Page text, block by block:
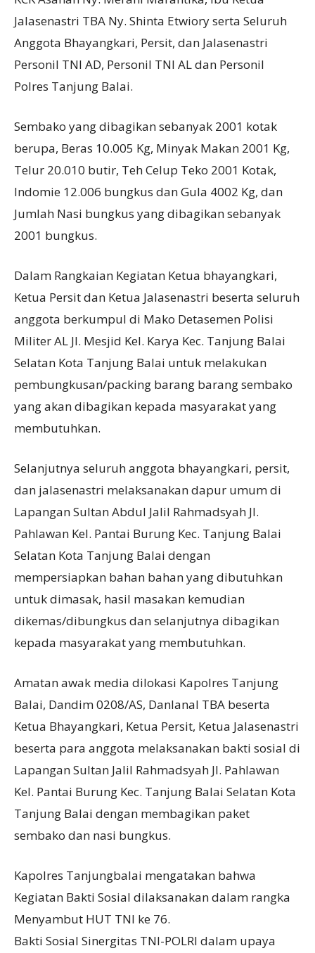
Jalasenastri TBA Ny. Shinta Etwiory serta Seluruh
Anggota Bhayangkari, Persit, dan Jalasenastri
Personil TNI AD, Personil TNI AL dan Personil
Polres Tanjung Balai.
Sembako yang dibagikan sebanyak 2001 kotak
berupa, Beras 10.005 Kg, Minyak Makan 2001 Kg,
Telur 20.010 butir, Teh Celup Teko 2001 Kotak,
Indomie 12.006 bungkus dan Gula 4002 Kg, dan
Jumlah Nasi bungkus yang dibagikan sebanyak
2001 bungkus.
Dalam Rangkaian Kegiatan Ketua bhayangkari,
Ketua Persit dan Ketua Jalasenastri beserta seluruh
anggota berkumpul di Mako Detasemen Polisi
Militer AL Jl. Mesjid Kel. Karya Kec. Tanjung Balai
Selatan Kota Tanjung Balai untuk melakukan
pembungkusan/packing barang barang sembako
yang akan dibagikan kepada masyarakat yang
membutuhkan.
Selanjutnya seluruh anggota bhayangkari, persit,
dan jalasenastri melaksanakan dapur umum di
Lapangan Sultan Abdul Jalil Rahmadsyah Jl.
Pahlawan Kel. Pantai Burung Kec. Tanjung Balai
Selatan Kota Tanjung Balai dengan
mempersiapkan bahan bahan yang dibutuhkan
untuk dimasak, hasil masakan kemudian
dikemas/dibungkus dan selanjutnya dibagikan
kepada masyarakat yang membutuhkan.
Amatan awak media dilokasi Kapolres Tanjung
Balai, Dandim 0208/AS, Danlanal TBA beserta
Ketua Bhayangkari, Ketua Persit, Ketua Jalasenastri
beserta para anggota melaksanakan bakti sosial di
Lapangan Sultan Jalil Rahmadsyah Jl. Pahlawan
Kel. Pantai Burung Kec. Tanjung Balai Selatan Kota
Tanjung Balai dengan membagikan paket
sembako dan nasi bungkus.
Kapolres Tanjungbalai mengatakan bahwa
Kegiatan Bakti Sosial dilaksanakan dalam rangka
Menyambut HUT TNI ke 76.
Bakti Sosial Sinergitas TNI-POLRI dalam upaya